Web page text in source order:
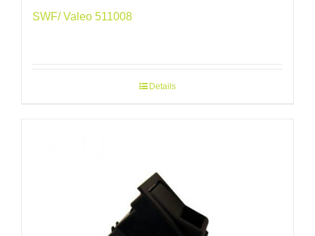
SWF/ Valeo 511008
Details